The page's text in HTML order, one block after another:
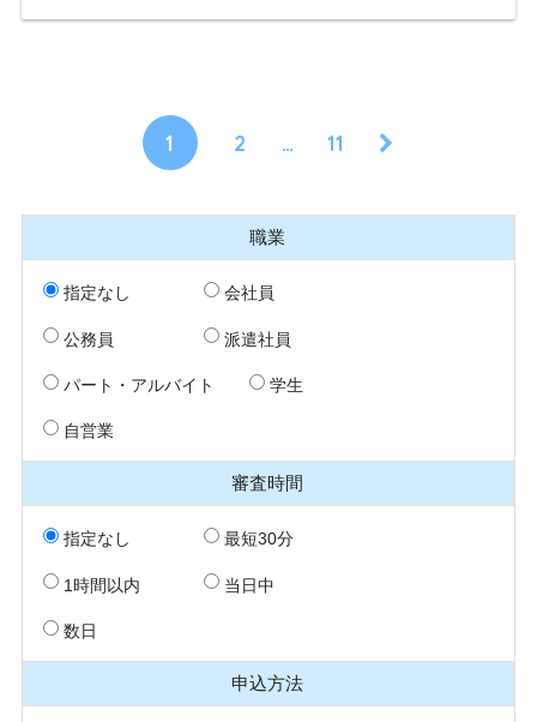
1 2 … 11
職業
指定なし 会社員
公務員 派遣社員
パート・アルバイト 学生
自営業
審査時間
指定なし 最短30分
1時間以内 当日中
数日
申込方法